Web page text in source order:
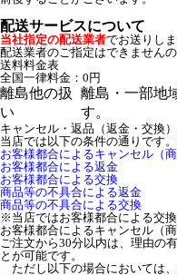
配送サービスについて
当社指定の配送業者でお送りしま
配送業者のご指定はできません
送料料金表
全国一律料金：0円
離島他の扱
い
離島・一部地
す。
キャンセル・返品（返金・交換
当店では以下の条件の通りです
お客様都合によるキャンセル（商
お客様都合による返金
お客様都合による交換
商品等の不具合による返金
商品等の不具合による交換
※当店ではお客様都合による交
お客様都合によるキャンセル（商
ご注文から30分以内は、理由の
とが可能です。
ただし以下の場合においては